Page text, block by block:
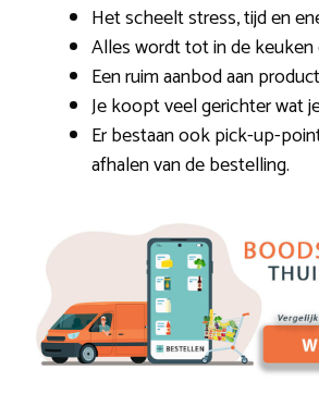
Het scheelt stress, tijd en
Alles wordt tot in de keuken
Een ruim aanbod aan
Je koopt veel gerichter wat
Er bestaan ook pick-up-
afhalen van de bestelling.